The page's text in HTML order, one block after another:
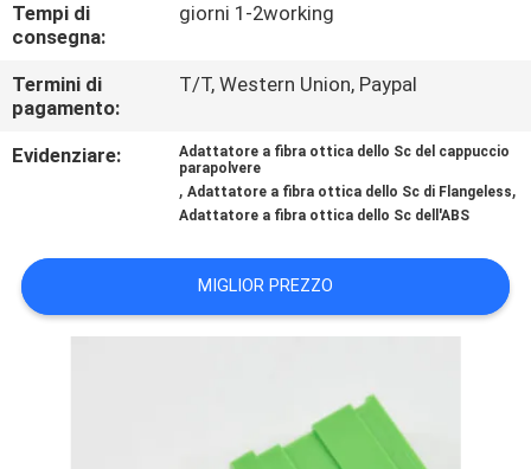
CONTATTICI
NOTIZIE
UNA
CITAZIONE
Tempi di
consegna:
giorni 1-2working
Termini di
pagamento:
T/T, Western Union, Paypal
Evidenziare:
Adattatore a fibra ottica dello Sc del cappuccio
parapolvere
,Adattatore a fibra ottica dello Sc di Flangeless,
Adattatore a fibra ottica dello Sc dell'ABS
MIGLIOR PREZZO